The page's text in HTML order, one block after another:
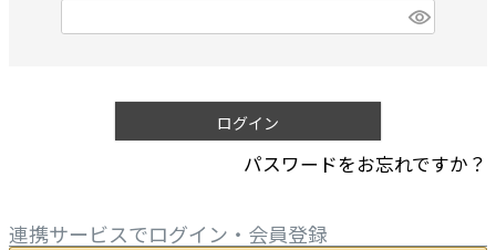
)
ログイン
パスワードをお忘れですか？
連携サービスでログイン・会員登録